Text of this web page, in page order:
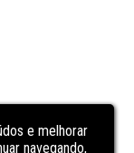
praticidade e
e melhorar
navegando,